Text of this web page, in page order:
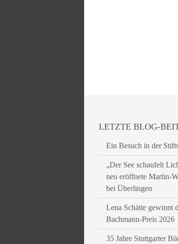
LETZTE BLOG-
Ein Besuch in der
„Der See schaufelt
neu eröffnete Martin-
bei Überlingen
Lena Schätte gewinnt
Bachmann-Preis 2026
35 Jahre Stuttgarter